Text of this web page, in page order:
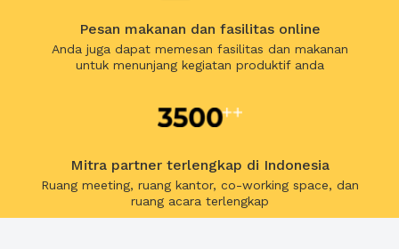
Pesan makanan dan fasilitas online
Anda juga dapat memesan fasilitas dan makanan
untuk menunjang kegiatan produktif anda
Mitra partner terlengkap di Indonesia
Ruang meeting, ruang kantor, co-working space, dan
ruang acara terlengkap